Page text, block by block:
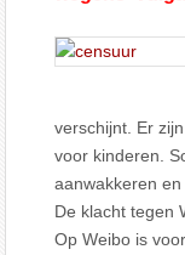
verschijnt. Er
voor kinderen.
aanwakkeren en
De klacht tegen
Op Weibo is